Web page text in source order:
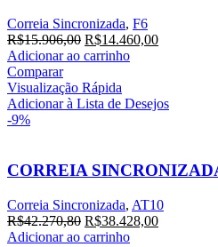
Correia Sincronizada, F6
R$15.906,00 O
preço
era:
R$15.906,00.
R$14.460,00O
Adicionar ao carrinho
Comparar
Visualização Rápida
Adicionar à Lista de Desejos
-9%
CORREIA
Correia Sincronizada, AT10
R$42.270,80 O
preço
R$38.428,00O
Adicionar ao carrinho